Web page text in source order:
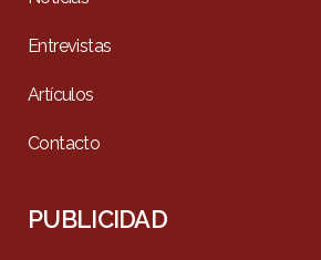
Entrevistas
Artículos
Contacto
PUBLICIDAD